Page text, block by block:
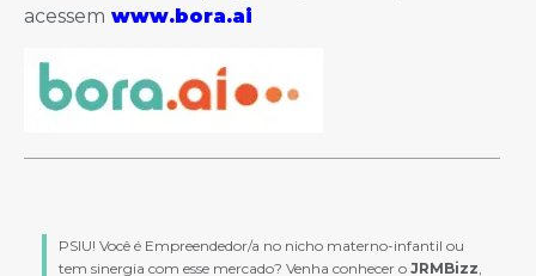
acessem www.bora.ai
PSIU! Você é Empreendedor/a no nicho materno-infantil ou
tem sinergia com esse mercado? Venha conhecer o JRMBizz,